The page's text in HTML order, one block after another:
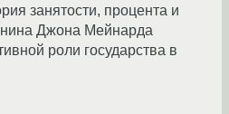
занятости, процента и
Джона Мейнарда
роли государства в